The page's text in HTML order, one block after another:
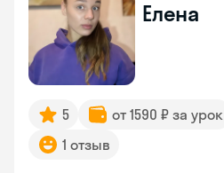
Елена
5 от 1590 ₽ за урок
1 отзыв